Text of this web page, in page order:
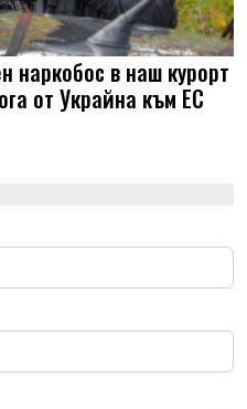
наркобос в наш курорт
от Украйна към ЕС